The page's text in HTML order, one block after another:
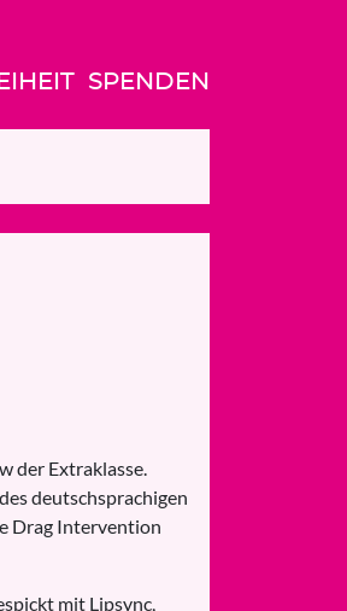
SPENDEN
der Extraklasse.
deutschsprachigen
Drag Intervention
mit Lipsync,